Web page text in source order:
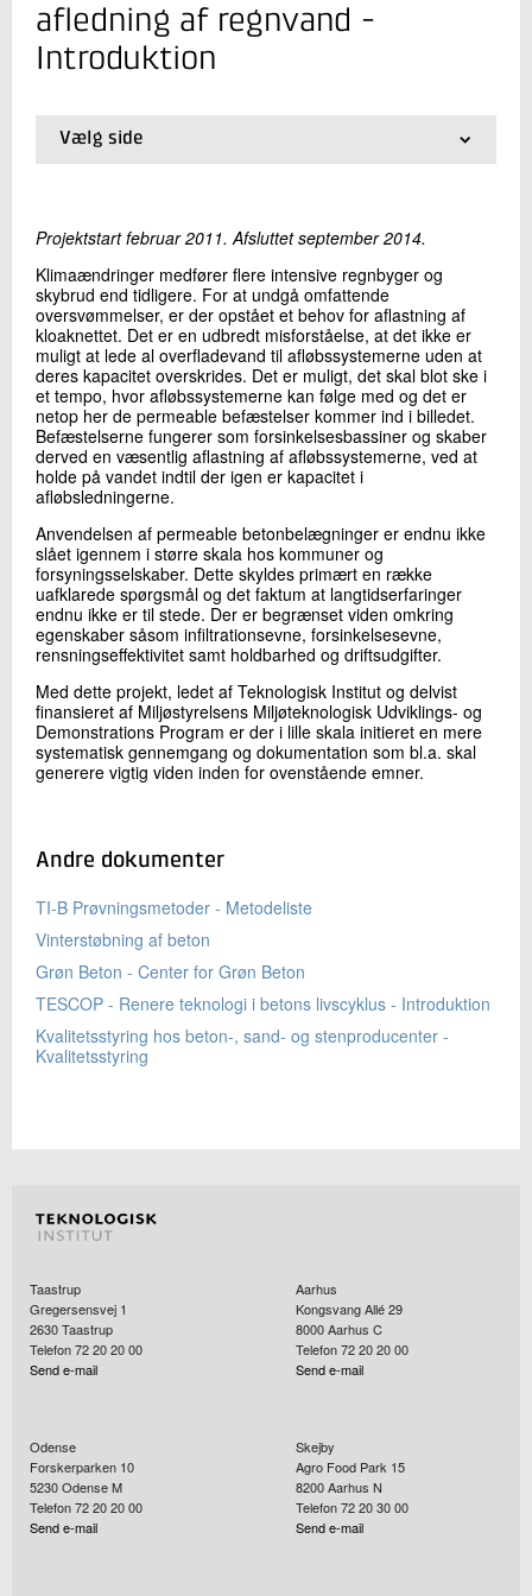
+45 72 20 20 89
Send e-mail
Skriv til mig
Send
afledning af regnvand -
Introduktion
Vælg side
01.Introduktion
04.Deltagere
Projektstart februar 2011. Afsluttet september 2014.
Klimaændringer medfører flere intensive regnbyger og
skybrud end tidligere. For at undgå omfattende
oversvømmelser, er der opstået et behov for aflastning af
kloaknettet. Det er en udbredt misforståelse, at det ikke er
muligt at lede al overfladevand til afløbssystemerne uden at
deres kapacitet overskrides. Det er muligt, det skal blot ske i
et tempo, hvor afløbssystemerne kan følge med og det er
netop her de permeable befæstelser kommer ind i billedet.
Befæstelserne fungerer som forsinkelsesbassiner og skaber
derved en væsentlig aflastning af afløbssystemerne, ved at
holde på vandet indtil der igen er kapacitet i
afløbsledningerne.
Anvendelsen af permeable betonbelægninger er endnu ikke
slået igennem i større skala hos kommuner og
forsyningsselskaber. Dette skyldes primært en række
uafklarede spørgsmål og det faktum at langtidserfaringer
endnu ikke er til stede. Der er begrænset viden omkring
egenskaber såsom infiltrationsevne, forsinkelsesevne,
rensningseffektivitet samt holdbarhed og driftsudgifter.
Med dette projekt, ledet af Teknologisk Institut og delvist
finansieret af Miljøstyrelsens Miljøteknologisk Udviklings- og
Demonstrations Program er der i lille skala initieret en mere
systematisk gennemgang og dokumentation som bl.a. skal
generere vigtig viden inden for ovenstående emner.
Andre dokumenter
TI-B Prøvningsmetoder - Metodeliste
Vinterstøbning af beton
Grøn Beton - Center for Grøn Beton
TESCOP - Renere teknologi i betons livscyklus - Introduktion
Kvalitetsstyring hos beton-, sand- og stenproducenter -
Kvalitetsstyring
Taastrup
Gregersensvej 1
2630Taastrup
Telefon 72 20 20 00
Send e-mail
Aarhus
Kongsvang Allé 29
8000Aarhus C
Telefon 72 20 20 00
Send e-mail
Odense
Forskerparken 10
5230Odense M
Telefon 72 20 20 00
Send e-mail
Skejby
Agro Food Park 15
8200Aarhus N
Telefon 72 20 30 00
Send e-mail